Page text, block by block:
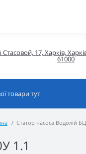
17, Харків,
61000
Статор насоса Водолій
1.1